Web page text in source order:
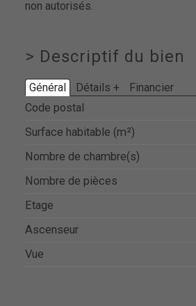
non autorisés.
> Descriptif du bien
Général Détails +
Financier
Code postal
Surface habitable (m²)
Nombre de chambre(s)
Nombre de pièces
Etage
Ascenseur
Vue